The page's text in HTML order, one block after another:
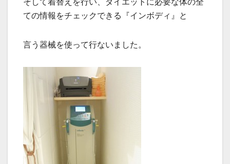
ての情報をチェックできる『インボディ』と
言う器械を使って行ないました。